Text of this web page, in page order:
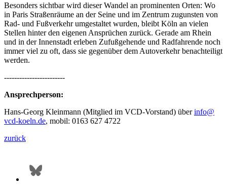
Besonders sichtbar wird dieser Wandel an prominenten Orten: Wo
in Paris Straßenräume an der Seine und im Zentrum zugunsten von
Rad- und Fußverkehr umgestaltet wurden, bleibt Köln an vielen
Stellen hinter den eigenen Ansprüchen zurück. Gerade am Rhein
und in der Innenstadt erleben Zufußgehende und Radfahrende noch
immer viel zu oft, dass sie gegenüber dem Autoverkehr benachteiligt
werden.
------------------------
Ansprechperson:
Hans-Georg Kleinmann (Mitglied im VCD-Vorstand) überinfo@
vcd-koeln.de, mobil: 0163 627 4722
zurück